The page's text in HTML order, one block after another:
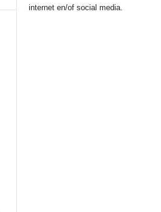
internet en/of social media.